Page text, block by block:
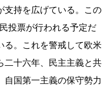
支持を広げている。この
投票が行われる予定だ
る。これを警戒して欧米
二十六年、民主主義と共
自国第一主義の保守勢力